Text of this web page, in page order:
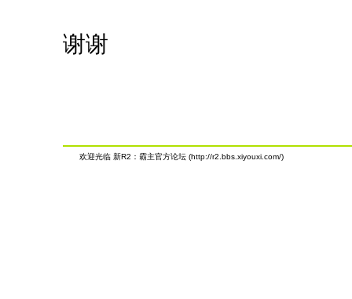
谢谢
欢迎光临 新R2：霸主官方论坛 (http://r2.bbs.xiyouxi.com/)